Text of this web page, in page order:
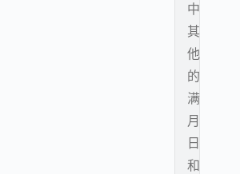
中
其
他
的
满
月
日
和